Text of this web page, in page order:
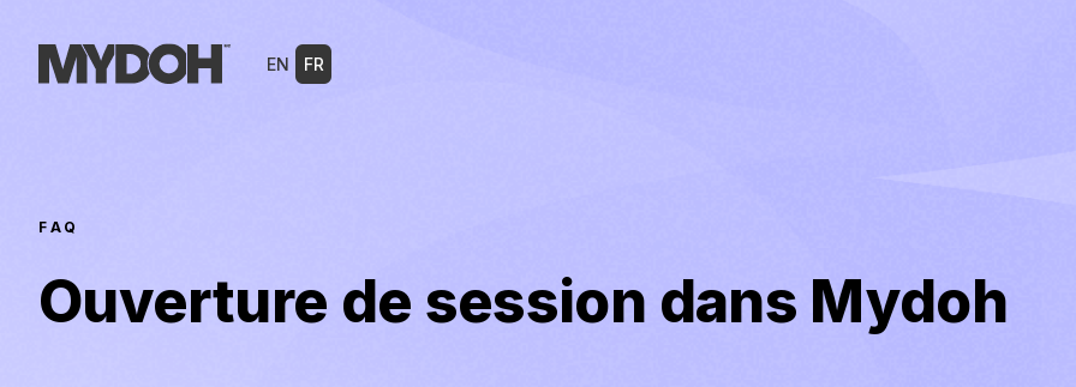
content
EN FR
FAQ
Ouverture de session dans Mydoh